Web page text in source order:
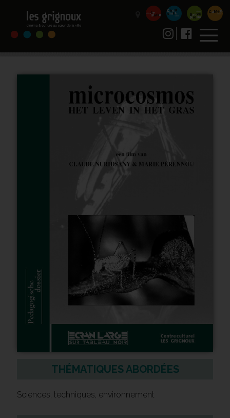
THÉMATIQUES ABORDÉES
Sciences, techniques, environnement